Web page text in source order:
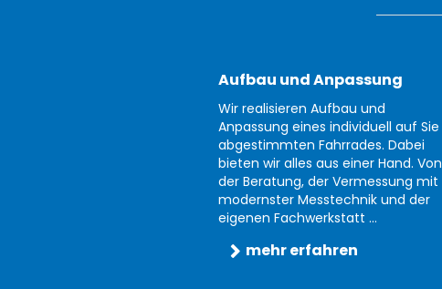
Aufbau und Anpassung
Wir realisieren Aufbau und
Anpassung eines individuell auf Sie
abgestimmten Fahrrades. Dabei
bieten wir alles aus einer Hand. Von
der Beratung, der Vermessung mit
modernster Messtechnik und der
eigenen Fachwerkstatt ...
mehr erfahren